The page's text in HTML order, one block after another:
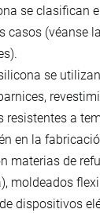
se clasifican
casos (véanse
se
resistentes a
en la
materias de
moldeados
dispositivos